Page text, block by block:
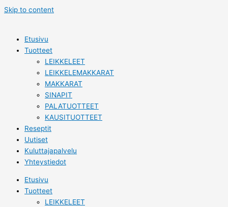
Skip to content
Etusivu
Tuotteet
LEIKKELEET
LEIKKELEMAKKARAT
MAKKARAT
SINAPIT
PALATUOTTEET
KAUSITUOTTEET
Reseptit
Uutiset
Kuluttajapalvelu
Yhteystiedot
Etusivu
Tuotteet
LEIKKELEET